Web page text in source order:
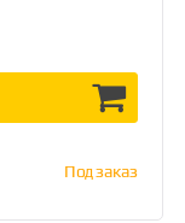
Под заказ